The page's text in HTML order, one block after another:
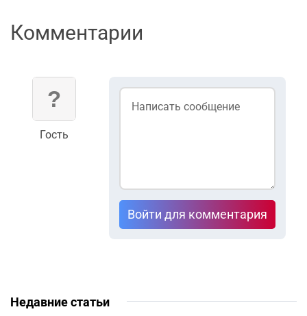
Комментарии
Гость
Войти для комментария
Недавние статьи